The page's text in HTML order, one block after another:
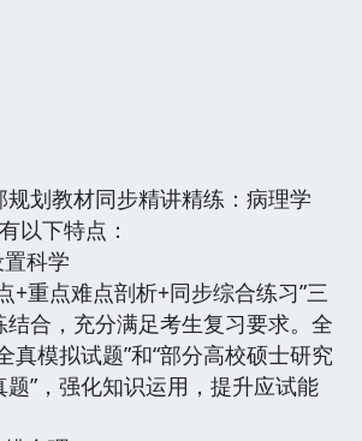
划教材同步精讲精练：病理学
以下特点：
科学
重点难点剖析+同步综合练习”三
结合，充分满足考生复习要求。全
真模拟试题”和“部分高校硕士研究
”，强化知识运用，提升应试能